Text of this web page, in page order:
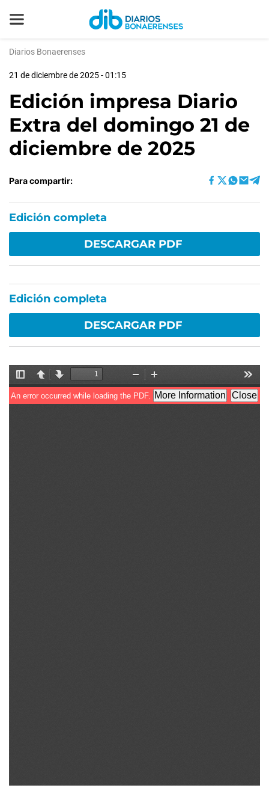
Diarios Bonaerenses
21 de diciembre de 2025 - 01:15
Edición impresa Diario
Extra del domingo 21 de
diciembre de 2025
Para compartir:
Edición completa
DESCARGAR PDF
Edición completa
DESCARGAR PDF